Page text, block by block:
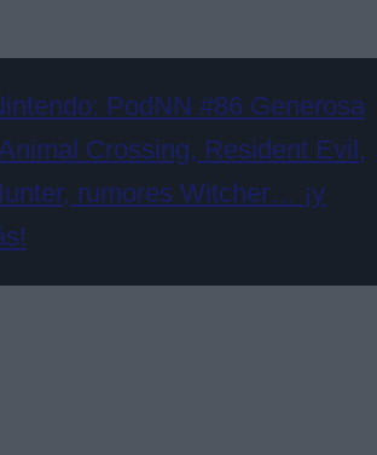
PodNN #86 Generosa
Crossing, Resident Evil,
rumores Witcher… ¡y